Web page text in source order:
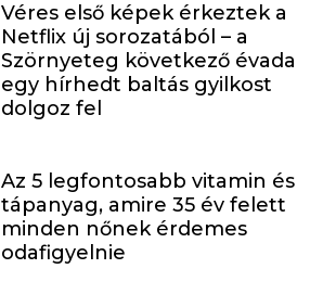
Véres első képek érkeztek a
Netflix új sorozatából – a
Szörnyeteg következő évada
egy hírhedt baltás gyilkost
dolgoz fel
Az 5 legfontosabb vitamin és
tápanyag, amire 35 év felett
minden nőnek érdemes
odafigyelnie